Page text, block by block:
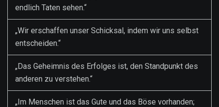
endlich Taten sehen.“
„Wir erschaffen unser Schicksal, indem wir uns selbst
entscheiden.“
„Das Geheimnis des Erfolges ist, den Standpunkt des
anderen zu verstehen.“
„Im Menschen ist das Gute und das Böse vorhanden;